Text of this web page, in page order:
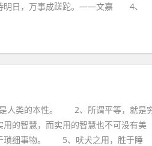
明日，万事成蹉跎。——文嘉 4、
类的本性。 2、所谓平等，就是
的智慧，而实用的智慧也不可没有美
琐细事物。 5、吠犬之用，胜于睡